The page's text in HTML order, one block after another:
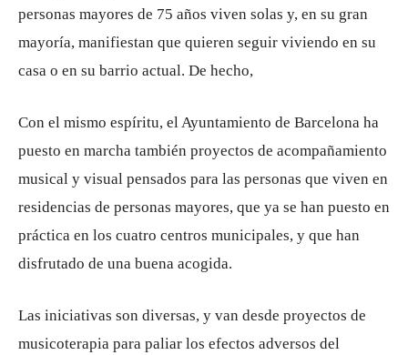
personas mayores de 75 años viven solas y, en su gran
mayoría, manifiestan que quieren seguir viviendo en su
casa o en su barrio actual. De hecho,
Con el mismo espíritu, el Ayuntamiento de Barcelona ha
puesto en marcha también proyectos de acompañamiento
musical y visual pensados ​​para las personas que viven en
residencias de personas mayores, que ya se han puesto en
práctica en los cuatro centros municipales, y que han
disfrutado de una buena acogida.
Las iniciativas son diversas, y van desde proyectos de
musicoterapia para paliar los efectos adversos del